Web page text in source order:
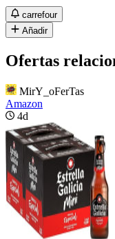
carrefour
Añadir
Ofertas
MirY_oFerTas
Amazon
4d